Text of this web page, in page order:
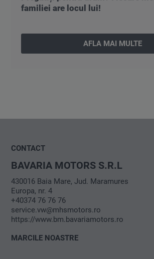
familiei are locul lui!
AFLA MAI MULTE
CONTACT
BAVARIA MOTORS S.R.L
430016 Baia Mare, Jud. Maramures
Europa, nr. 4
+40374 76 76 76
service.vw@mhsmotors.ro
https://www.bm.bavariamotors.ro
MARCILE NOASTRE